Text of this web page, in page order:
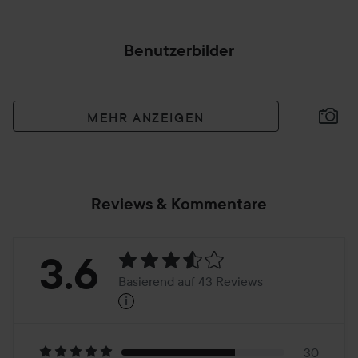
Benutzerbilder
MEHR ANZEIGEN
Reviews & Kommentare
Bewertung:
Basierend
3.6 Basierend auf 43 Reviews
i
30